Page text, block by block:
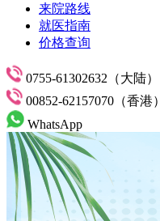
来院路线
就医指南
价格查询
0755-61302632（大陆）
00852-62157070（香港）
WhatsApp